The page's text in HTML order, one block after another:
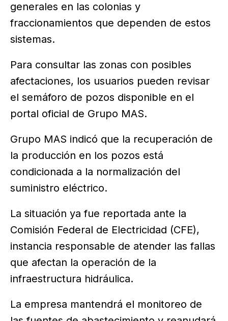
generales en las colonias y
fraccionamientos que dependen de estos
sistemas.
Para consultar las zonas con posibles
afectaciones, los usuarios pueden revisar
el semáforo de pozos disponible en el
portal oficial de Grupo MAS.
Grupo MAS indicó que la recuperación de
la producción en los pozos está
condicionada a la normalización del
suministro eléctrico.
La situación ya fue reportada ante la
Comisión Federal de Electricidad (CFE),
instancia responsable de atender las fallas
que afectan la operación de la
infraestructura hidráulica.
La empresa mantendrá el monitoreo de